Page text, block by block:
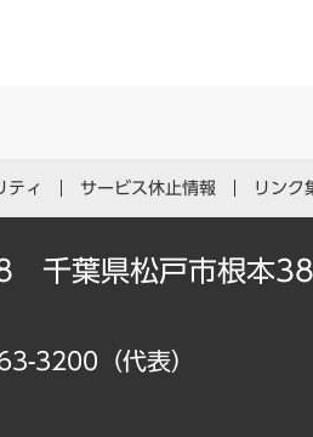
ティ サービス休止情報 リンク
千葉県松戸市根本
3200（代表）